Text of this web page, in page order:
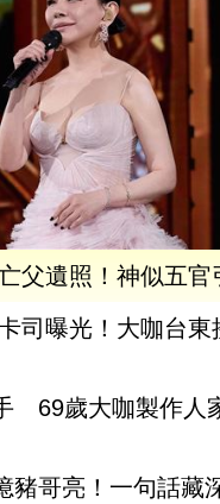
父遺照！神似五官
司曝光！大咖台東
69歲大咖製作人
豬哥亮！一句話藏